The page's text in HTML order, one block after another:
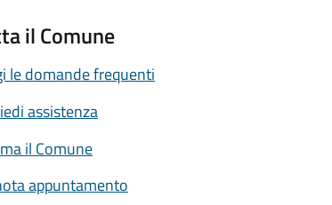
il Comune
le domande frequenti
assistenza
il Comune
appuntamento